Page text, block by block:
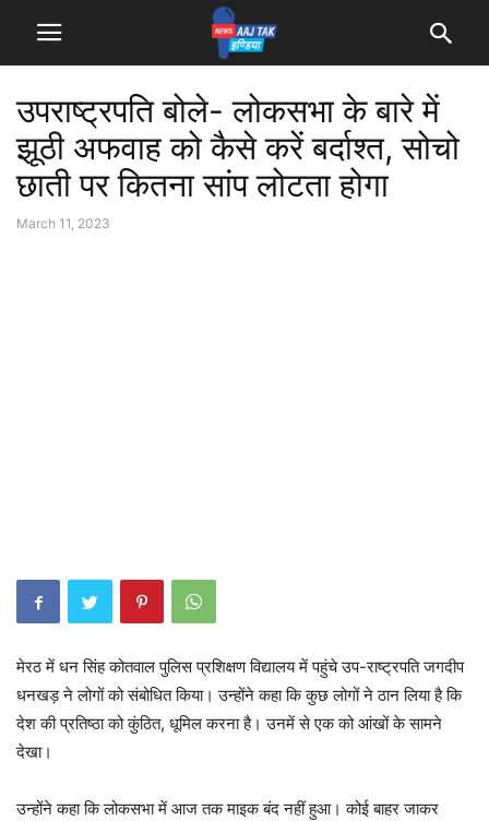
उपराष्ट्रपति बोले- लोकसभा के बारे में
झूठी अफवाह को कैसे करें बर्दाश्त, सोचो
छाती पर कितना सांप लोटता होगा
March 11, 2023
मेरठ में धन सिंह कोतवाल पुलिस प्रशिक्षण विद्यालय में पहुंचे उप-राष्ट्रपति जगदीप
धनखड़ ने लोगों को संबोधित किया। उन्होंने कहा कि कुछ लोगों ने ठान लिया है कि
देश की प्रतिष्ठा को कुंठित, धूमिल करना है। उनमें से एक को आंखों के सामने
देखा।
उन्होंने कहा कि लोकसभा में आज तक माइक बंद नहीं हुआ। कोई बाहर जाकर